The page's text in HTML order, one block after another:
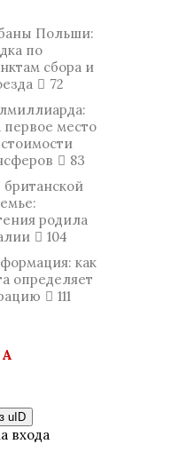
Польши:
по
сбора и
72
первое место
83
родила
104
как
определяет
111
uID
входа